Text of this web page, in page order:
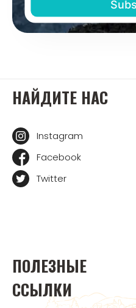
НАЙДИТЕ НАС
Instagram
Facebook
Twitter
ПОЛЕЗНЫЕ
ССЫЛКИ